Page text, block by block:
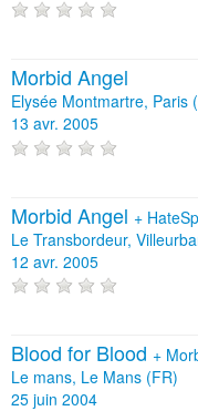
Morbid Angel
Elysée Montmartre, Paris
13 avr. 2005
Morbid Angel +
Le Transbordeur,
12 avr. 2005
Blood for Blood +
Le mans, Le Mans (FR)
25 juin 2004